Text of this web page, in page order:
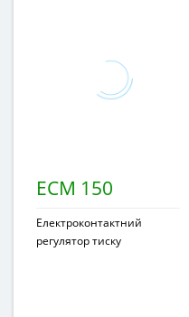
ECM 150
Електроконтактний
регулятор тиску